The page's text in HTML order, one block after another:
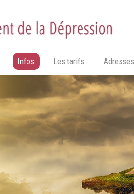
Infos Les tarifs Adresses